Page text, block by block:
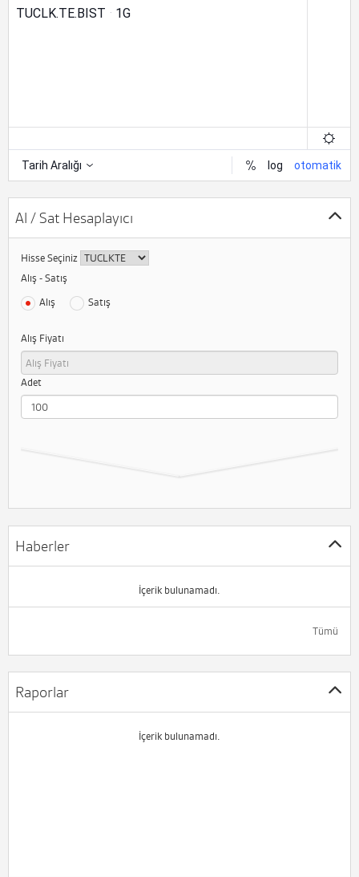
Al / Sat Hesaplayıcı
Hisse Seçiniz
Alış - Satış
Alış
Satış
Alış Fiyatı
Adet
Haberler
İçerik bulunamadı.
Tümü
Raporlar
İçerik bulunamadı.